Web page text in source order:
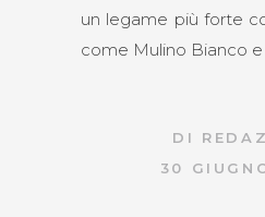
un legame più forte
come Mulino Bianco e
DI
30